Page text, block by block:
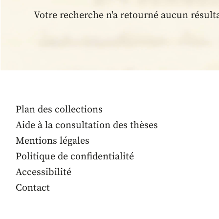
Votre recherche n'a retourné aucun
Plan des collections
Aide à la consultation des thèses
Mentions légales
Politique de confidentialité
Accessibilité
Contact